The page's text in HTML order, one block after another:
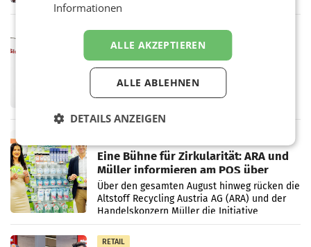
einem Plus von 3,8 Prozent gegenüber dem
MARKETING & MEDIA
ProSiebenSat.1 spart und macht
überraschend viel Gewinn
UNTERFÖHRING/MAILAND/AMSTERDAM. Der
Fernsehkonzern ProSiebenSat.1 hat im
Frühjahr dank Kostensenkungen operativ
wieder Gewinn gemacht und die
Markterwartung deutlich übertroffen.
Eine Bühne für Zirkularität: ARA und
Müller informieren am POS über
Kreislauffähigkeit
Über den gesamten August hinweg rücken die
Altstoff Recycling Austria AG (ARA) und der
Handelskonzern Müller die Initiative
„Kreislauf-Helden“ in allen österreichischen
Müller-Filialen
RETAIL
Informationen
ALLE AKZEPTIEREN
ALLE ABLEHNEN
DETAILS ANZEIGEN